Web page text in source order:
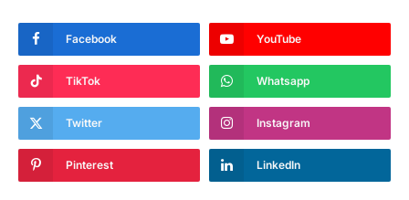
Facebook YouTube
TikTok Whatsapp
Twitter Instagram
Pinterest LinkedIn